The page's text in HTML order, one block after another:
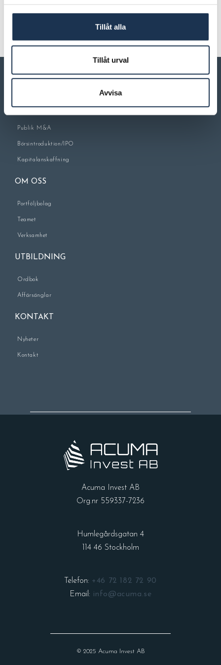
Tillåt alla
Tillåt urval
Avvisa
TJÄNSTER
Publik M&A
Börsintroduktion/IPO
Kapitalanskaffning
OM OSS
Portföljbolag
Teamet
Verksamhet
UTBILDNING
Ordbok
Affärsänglar
KONTAKT
Nyheter
Kontakt
Acuma Invest AB
Org.nr 559337-7236
Humlegårdsgatan 4
114 46 Stockholm
Telefon: +46 72 182 72 90
Email: info@acuma.se
© 2025 Acuma Invest AB